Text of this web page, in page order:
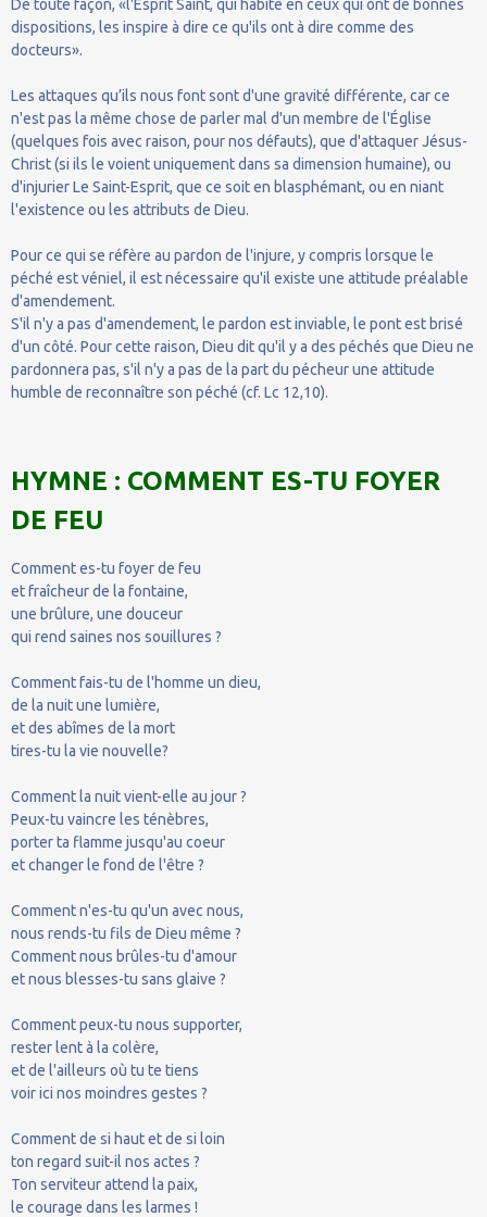
De toute façon, «l'Esprit Saint, qui habite en ceux qui ont de bonnes
dispositions, les inspire à dire ce qu'ils ont à dire comme des
docteurs».
Les attaques qu’ils nous font sont d'une gravité différente, car ce
n'est pas la même chose de parler mal d'un membre de l'Église
(quelques fois avec raison, pour nos défauts), que d'attaquer Jésus-
Christ (si ils le voient uniquement dans sa dimension humaine), ou
d'injurier Le Saint-Esprit, que ce soit en blasphémant, ou en niant
l'existence ou les attributs de Dieu.
Pour ce qui se réfère au pardon de l'injure, y compris lorsque le
péché est véniel, il est nécessaire qu'il existe une attitude préalable
d'amendement.
S'il n'y a pas d'amendement, le pardon est inviable, le pont est brisé
d'un côté. Pour cette raison, Dieu dit qu'il y a des péchés que Dieu ne
pardonnera pas, s'il n'y a pas de la part du pécheur une attitude
humble de reconnaître son péché (cf. Lc 12,10).
HYMNE : COMMENT ES-TU FOYER
DE FEU
Comment es-tu foyer de feu
et fraîcheur de la fontaine,
une brûlure, une douceur
qui rend saines nos souillures ?
Comment fais-tu de l'homme un dieu,
de la nuit une lumière,
et des abîmes de la mort
tires-tu la vie nouvelle?
Comment la nuit vient-elle au jour ?
Peux-tu vaincre les ténèbres,
porter ta flamme jusqu'au coeur
et changer le fond de l'être ?
Comment n'es-tu qu'un avec nous,
nous rends-tu fils de Dieu même ?
Comment nous brûles-tu d'amour
et nous blesses-tu sans glaive ?
Comment peux-tu nous supporter,
rester lent à la colère,
et de l'ailleurs où tu te tiens
voir ici nos moindres gestes ?
Comment de si haut et de si loin
ton regard suit-il nos actes ?
Ton serviteur attend la paix,
le courage dans les larmes !